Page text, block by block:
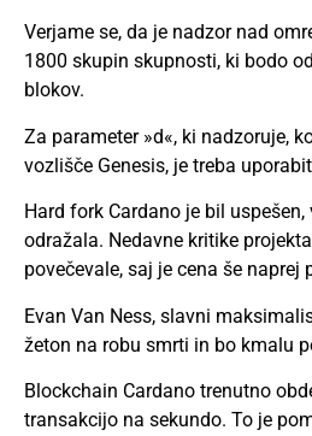
Verjame se, da je nadzor nad
1800 skupin skupnosti, ki bodo
blokov.
Za parameter »d«, ki nadzoruje,
vozlišče Genesis, je treba
Hard fork Cardano je bil
odražala. Nedavne kritike
povečevale, saj je cena še naprej
Evan Van Ness, slavni
žeton na robu smrti in bo kmalu
Blockchain Cardano trenutno
transakcijo na sekundo. To je